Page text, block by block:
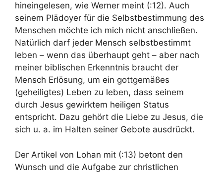
hineingelesen, wie Werner meint (:12). Auch
seinem Plädoyer für die Selbstbestimmung des
Menschen möchte ich mich nicht anschließen.
Natürlich darf jeder Mensch selbstbestimmt
leben – wenn das überhaupt geht – aber nach
meiner biblischen Erkenntnis braucht der
Mensch Erlösung, um ein gottgemäßes
(geheiligtes) Leben zu leben, dass seinem
durch Jesus gewirktem heiligen Status
entspricht. Dazu gehört die Liebe zu Jesus, die
sich u. a. im Halten seiner Gebote ausdrückt.
Der Artikel von Lohan mit (:13) betont den
Wunsch und die Aufgabe zur christlichen